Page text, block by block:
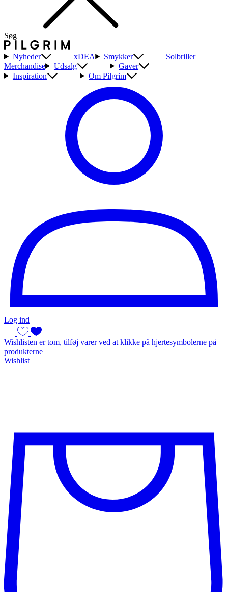
Søg
Nyheder xDEA Smykker
Solbriller
Merchandise
Udsalg
Gaver
Inspiration
Om Pilgrim
Log ind
Wishlisten er tom, tilføj varer ved at klikke på hjertesymbolerne på
produkterne
Wishlist